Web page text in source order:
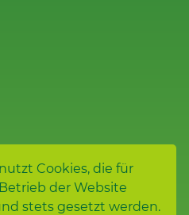
Cookies, die für
der Website
stets gesetzt werden.